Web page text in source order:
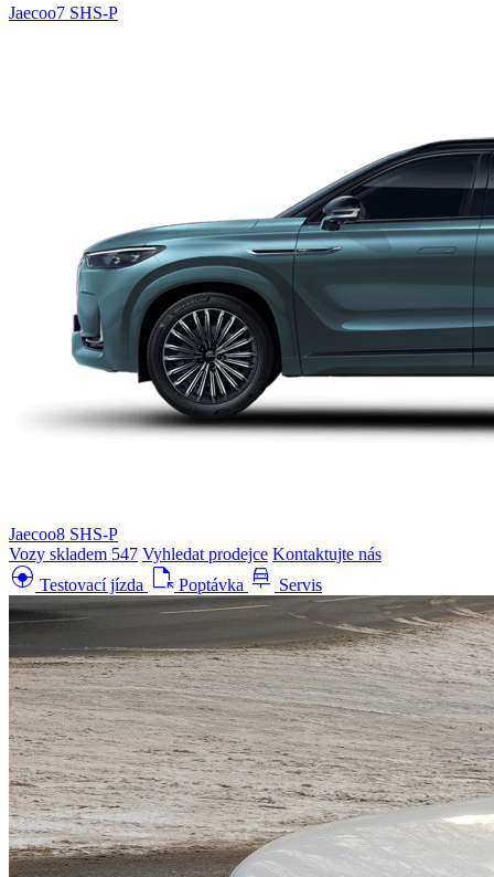
Jaecoo7 SHS-P
Jaecoo8 SHS-P
Vozy skladem 547 Vyhledat prodejce Kontaktujte nás
search_hands_free Testovací jízda file_open Poptávka car_repair Servis